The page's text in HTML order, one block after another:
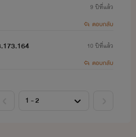
9 ปีที่แล้ว
ตอบกลับ
10 ปีที่แล้ว
ตอบกลับ